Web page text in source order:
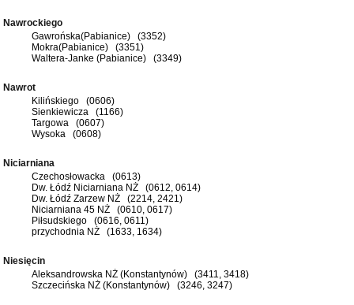
Nawrockiego
Gawrońska(Pabianice) (3352)
Mokra(Pabianice) (3351)
Waltera-Janke (Pabianice) (3349)
Nawrot
Kilińskiego (0606)
Sienkiewicza (1166)
Targowa (0607)
Wysoka (0608)
Niciarniana
Czechosłowacka (0613)
Dw. Łódź Niciarniana NŻ (0612, 0614)
Dw. Łódź Zarzew NŻ (2214, 2421)
Niciarniana 45 NŻ (0610, 0617)
Piłsudskiego (0616, 0611)
przychodnia NŻ (1633, 1634)
Niesięcin
Aleksandrowska NŻ (Konstantynów) (3411, 3418)
Szczecińska NŻ (Konstantynów) (3246, 3247)